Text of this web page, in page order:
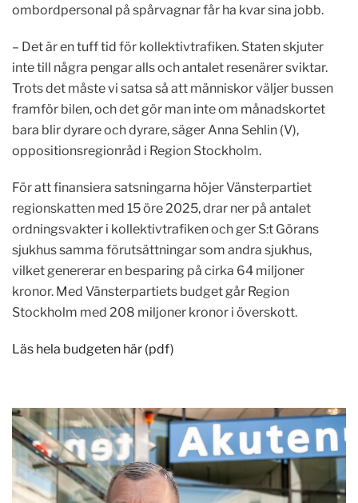
ombordpersonal på spårvagnar får ha kvar sina jobb.
– Det är en tuff tid för kollektivtrafiken. Staten skjuter
inte till några pengar alls och antalet resenärer sviktar.
Trots det måste vi satsa så att människor väljer bussen
framför bilen, och det gör man inte om månadskortet
bara blir dyrare och dyrare, säger Anna Sehlin (V),
oppositionsregionråd i Region Stockholm.
För att finansiera satsningarna höjer Vänsterpartiet
regionskatten med 15 öre 2025, drar ner på antalet
ordningsvakter i kollektivtrafiken och ger S:t Görans
sjukhus samma förutsättningar som andra sjukhus,
vilket genererar en besparing på cirka 64 miljoner
kronor. Med Vänsterpartiets budget går Region
Stockholm med 208 miljoner kronor i överskott.
Läs hela budgeten här (pdf)